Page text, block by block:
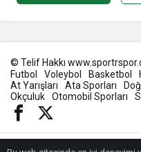
© Telif Hakkı
Futbol
Voleybol Basketbol
At Yarışları
Ata Sporları
Okçuluk
Otomobil Sporları